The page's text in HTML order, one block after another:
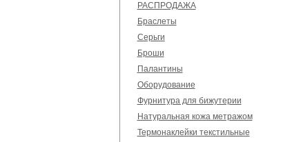
РАСПРОДАЖА
Браслеты
Серьги
Броши
Палантины
Оборудование
Фурнитура для бижутерии
Натуральная кожа метражом
Термонаклейки текстильные